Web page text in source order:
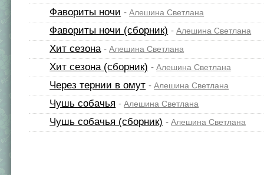
Фавориты ночи -Алешина Светлана
Фавориты ночи (сборник) -Алешина Светлана
Хит сезона -Алешина Светлана
Хит сезона (сборник) -Алешина Светлана
Через тернии в омут -Алешина Светлана
Чушь собачья -Алешина Светлана
Чушь собачья (сборник) -Алешина Светлана